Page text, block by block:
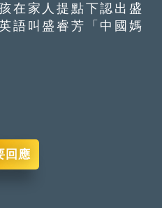
在家人提點下認出盛
語叫盛睿芳「中國媽
回應